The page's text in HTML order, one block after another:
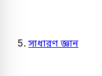
সাধারণ জ্ঞান